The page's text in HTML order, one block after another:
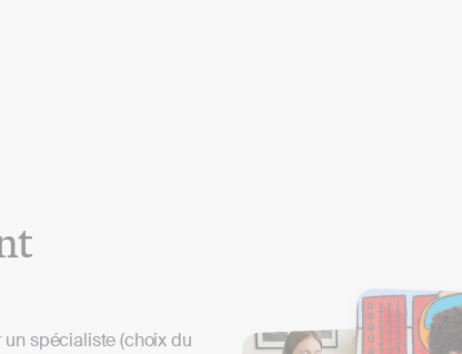
spécialiste (choix du